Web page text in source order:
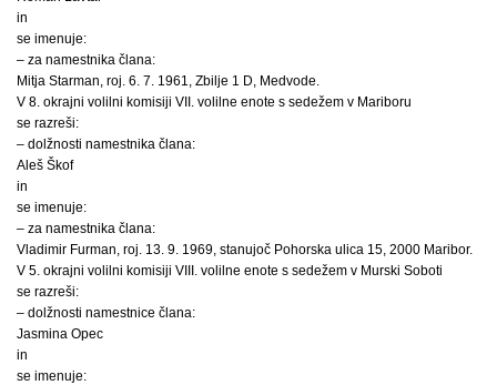
in
se imenuje:
– za namestnika člana:
Mitja Starman, roj. 6. 7. 1961, Zbilje 1 D, Medvode.
V 8. okrajni volilni komisiji VII. volilne enote s sedežem v Mariboru
se razreši:
– dolžnosti namestnika člana:
Aleš Škof
in
se imenuje:
– za namestnika člana:
Vladimir Furman, roj. 13. 9. 1969, stanujoč Pohorska ulica 15, 2000 Maribor.
V 5. okrajni volilni komisiji VIII. volilne enote s sedežem v Murski Soboti
se razreši:
– dolžnosti namestnice člana:
Jasmina Opec
in
se imenuje: